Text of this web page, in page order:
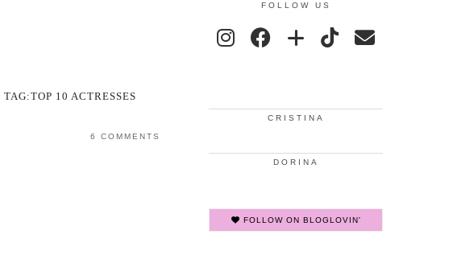
TAG:TOP 10 ACTRESSES
6 COMMENTS
FOLLOW US
CRISTINA
DORINA
FOLLOW ON BLOGLOVIN'